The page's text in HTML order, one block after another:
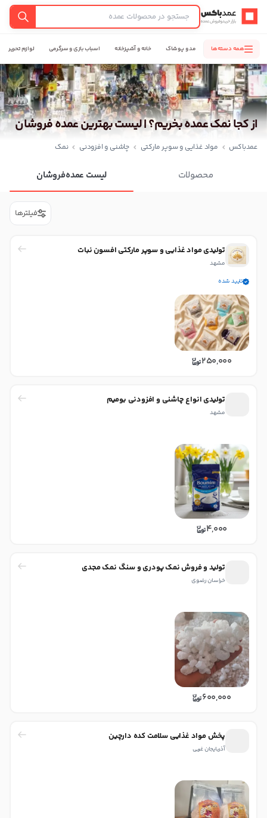
عمدباکس — بازگشت به صفحه اصلی
جستجو
همه دسته‌ها مد و پوشاک خانه و آشپزخانه اسباب بازی و سرگرمی لوازم تحریر
از کجا نمک عمده بخریم؟ | لیست بهترین عمده فروشان
عمدباکس مواد غذایی و سوپر مارکتی چاشنی و افزودنی نمک
محصولات لیست عمده‌فروشان
فیلترها
تولیدی مواد غذایی و سوپر مارکتی افسون نبات
مشهد
تایید شده
250,000
تولیدی انواع چاشنی و افزودنی بومیم
مشهد
4,000
تولید و فروش نمک پودری و سنگ نمک مجدی
خراسان رضوی
600,000
پخش مواد غذایی سلامت کده دارچین
آذربایجان غربی